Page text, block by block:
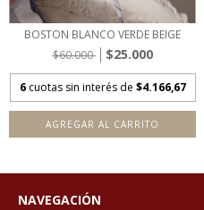
BOSTON BLANCO VERDE BEIGE
$60.000
$25.000
6 cuotas sin interés de $4.166,67
AGREGAR AL CARRITO
NAVEGACIÓN